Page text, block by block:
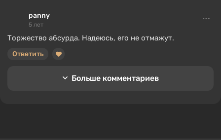
panny
5 лет
Торжество абсурда. Надеюсь, его не отмажут.
Ответить
Больше комментариев